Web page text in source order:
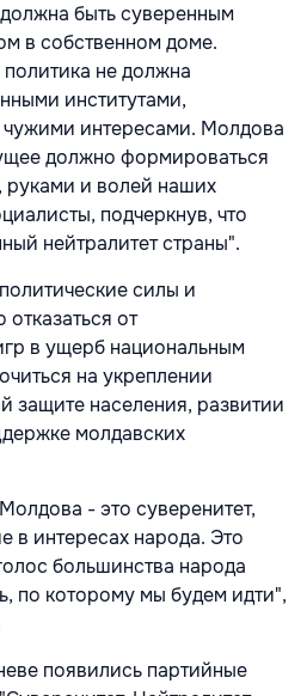
быть суверенным
в собственном доме.
не должна
институтами,
интересами. Молдова
должно формироваться
руками и волей наших
подчеркнув, что
нейтралитет страны".
силы и
от
в ущерб национальным
на укреплении
защите населения, развитии
молдавских
- это суверенитет,
в интересах народа. Это
большинства народа
по которому мы будем идти",
появились партийные